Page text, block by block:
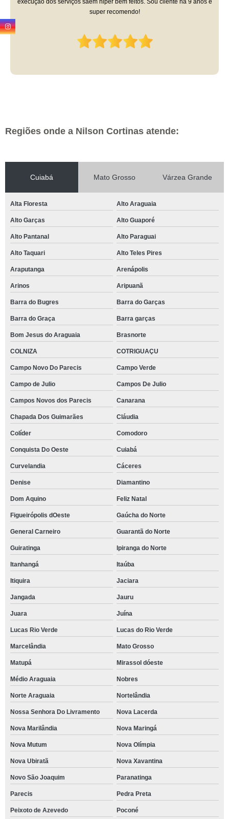
execução dos serviços saem hiper bem feitos. Sou cliente há 9 anos e
super recomendo!
Regiões onde a Nilson Cortinas atende:
Cuiabá Mato Grosso Várzea Grande
Alta Floresta Alto Araguaia
Alto Garças Alto Guaporé
Alto Pantanal Alto Paraguai
Alto Taquari Alto Teles Pires
Araputanga Arenápolis
Arinos Aripuanã
Barra do Bugres Barra do Garças
Barra do Graça Barra garças
Bom Jesus do Araguaia Brasnorte
COLNIZA COTRIGUAÇU
Campo Novo Do Parecis Campo Verde
Campo de Julio Campos De Julio
Campos Novos dos Parecis Canarana
Chapada Dos Guimarães Cláudia
Colíder Comodoro
Conquista Do Oeste Cuiabá
Curvelandia Cáceres
Denise Diamantino
Dom Aquino Feliz Natal
Figueirópolis dOeste Gaúcha do Norte
General Carneiro Guarantã do Norte
Guiratinga Ipiranga do Norte
Itanhangá Itaúba
Itiquira Jaciara
Jangada Jauru
Juara Juína
Lucas Rio Verde Lucas do Rio Verde
Marcelândia Mato Grosso
Matupá Mirassol dóeste
Médio Araguaia Nobres
Norte Araguaia Nortelândia
Nossa Senhora Do Livramento Nova Lacerda
Nova Marilândia Nova Maringá
Nova Mutum Nova Olímpia
Nova Ubiratã Nova Xavantina
Novo São Joaquim Paranatinga
Parecis Pedra Preta
Peixoto de Azevedo Poconé